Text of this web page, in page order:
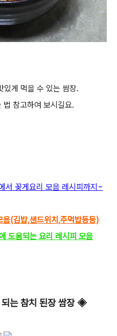
있게 먹을 수 있는 쌈장.
법 참고하여 보시길요.
서 꽂게요리 모음 레시피까지~
(김밥,샌드위치,주먹밥등등)
도움되는 요리 레시피 모음
는 참치 된장 쌈장◈